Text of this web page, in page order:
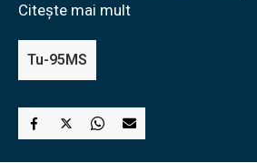
Citește mai mult
Tu-95MS